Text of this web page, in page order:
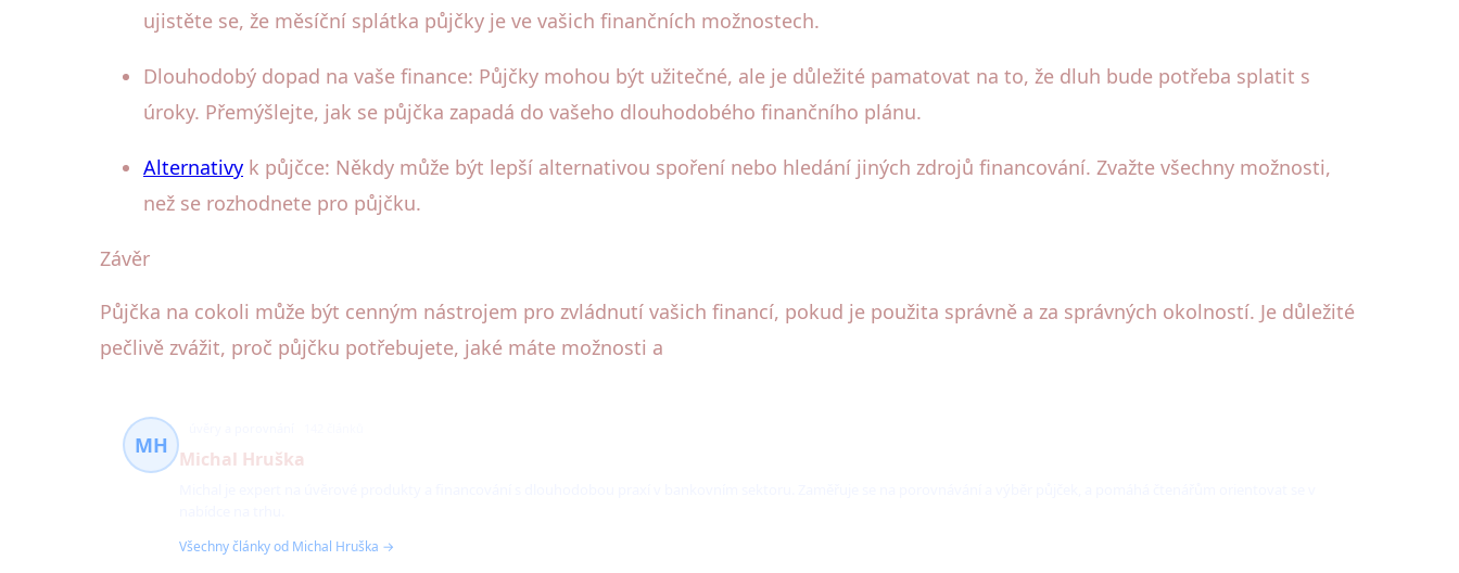
ujistěte se, že měsíční splátka půjčky je ve vašich finančních možnostech.
Dlouhodobý dopad na vaše finance: Půjčky mohou být užitečné, ale je důležité pamatovat na to, že dluh bude potřeba splatit s
úroky. Přemýšlejte, jak se půjčka zapadá do vašeho dlouhodobého finančního plánu.
Alternativy k půjčce: Někdy může být lepší alternativou spoření nebo hledání jiných zdrojů financování. Zvažte všechny možnosti,
než se rozhodnete pro půjčku.
Závěr
Půjčka na cokoli může být cenným nástrojem pro zvládnutí vašich financí, pokud je použita správně a za správných okolností. Je důležité
pečlivě zvážit, proč půjčku potřebujete, jaké máte možnosti a
MH
Michal Hruška
Všechny články od Michal Hruška →